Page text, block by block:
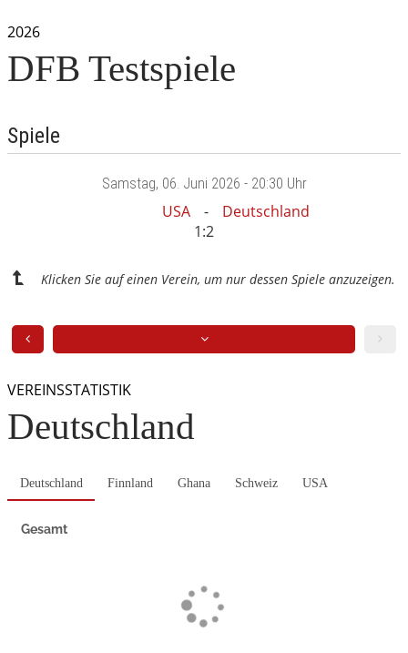
2026
DFB Testspiele
Spiele
Samstag, 06. Juni 2026 - 20:30 Uhr
USA
Deutschland
1:2
Klicken Sie auf einen Verein, um nur dessen Spiele anzuzeigen.
VEREINSSTATISTIK
Deutschland
Deutschland Finnland Ghana Schweiz USA
Gesamt